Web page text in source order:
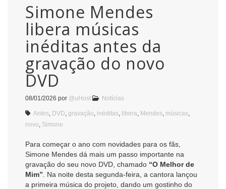
Simone Mendes
libera músicas
inéditas antes da
gravação do novo
DVD
08/01/2026 por @uHost Notícias
Antes DVD gravação inéditas libera Mendes músicas
novo Simone
Para começar o ano com novidades para os fãs,
Simone Mendes dá mais um passo importante na
gravação do seu novo DVD, chamado “O Melhor de
Mim” . Na noite desta segunda-feira, a cantora lançou
a primeira música do projeto, dando um gostinho do